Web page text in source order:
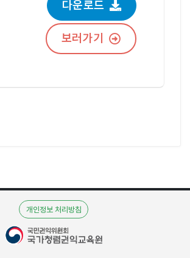
다운로드
보러가기
개인정보 처리방침